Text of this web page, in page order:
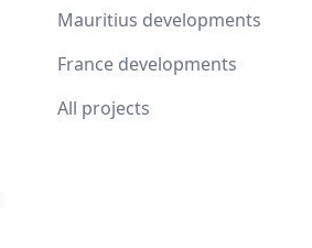
Mauritius developments
France developments
All projects